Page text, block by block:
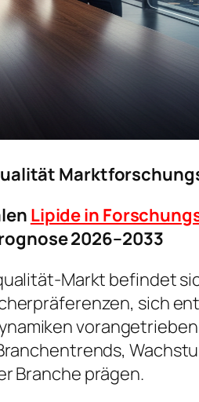
Lipide in
2026–2033
Markt befindet
sich
Branche prägen.